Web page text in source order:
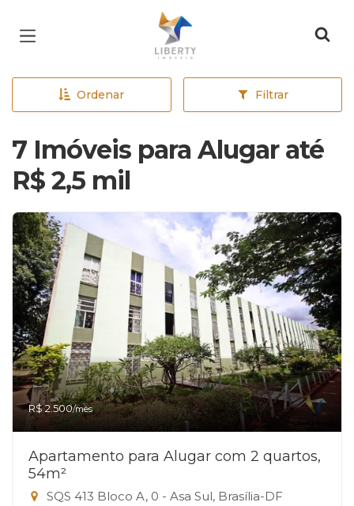
Página inicial
Ordenar Filtrar
7 Imóveis para Alugar até
R$ 2,5 mil
R$ 2.500/mês
Apartamento para Alugar com 2 quartos,
54m²
SQS 413 Bloco A, 0 - Asa Sul, Brasília-DF